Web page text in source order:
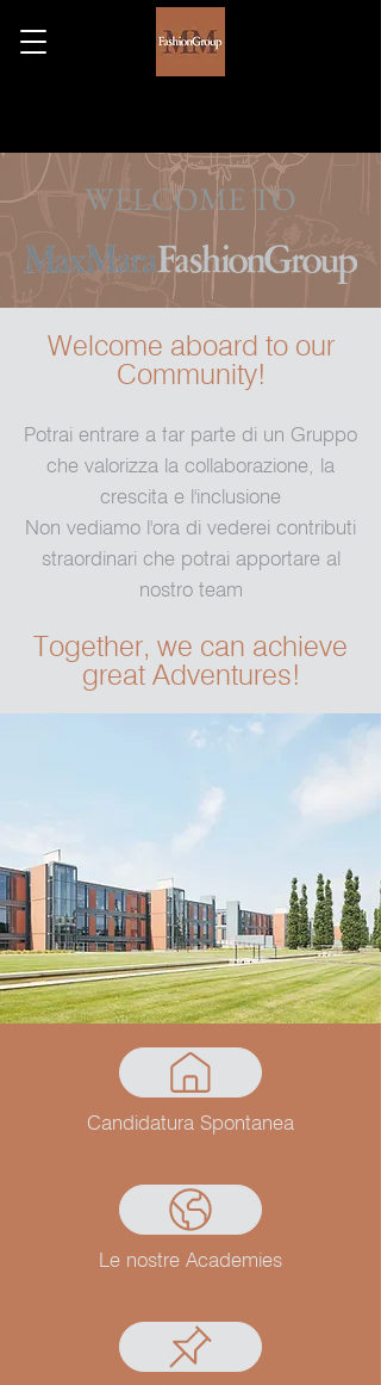
WELCOME TO
Welcome aboard to our
Community!
Potrai entrare a far parte di un Gruppo
che valorizza la collaborazione, la
crescita e l'inclusione
Non vediamo l'ora di vederei contributi
straordinari che potrai apportare al
nostro team
Together, we can achieve
great Adventures!
Candidatura Spontanea
Le nostre Academies